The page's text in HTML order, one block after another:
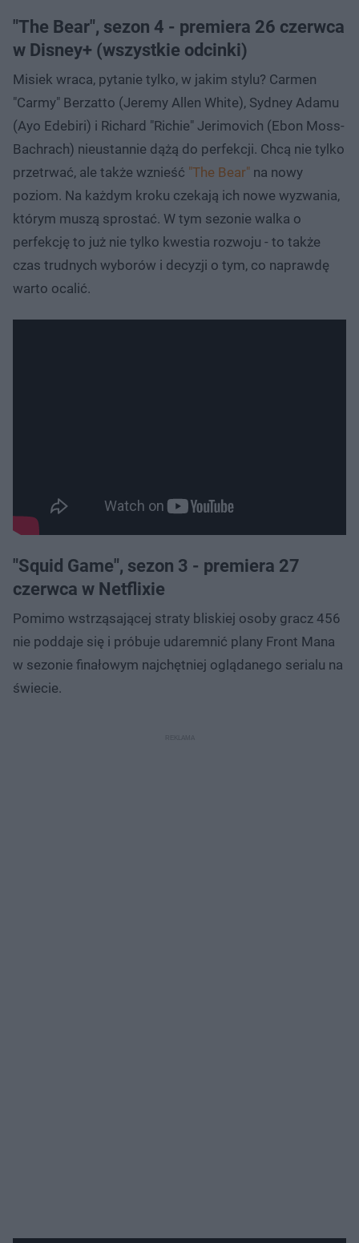
"The Bear", sezon 4 - premiera 26 czerwca
w Disney+ (wszystkie odcinki)
Misiek wraca, pytanie tylko, w jakim stylu? Carmen
"Carmy" Berzatto (Jeremy Allen White), Sydney Adamu
(Ayo Edebiri) i Richard "Richie" Jerimovich (Ebon Moss-
Bachrach) nieustannie dążą do perfekcji. Chcą nie tylko
przetrwać, ale także wznieść "The Bear" na nowy
poziom. Na każdym kroku czekają ich nowe wyzwania,
którym muszą sprostać. W tym sezonie walka o
perfekcję to już nie tylko kwestia rozwoju - to także
czas trudnych wyborów i decyzji o tym, co naprawdę
warto ocalić.
"Squid Game", sezon 3 - premiera 27
czerwca w Netflixie
Pomimo wstrząsającej straty bliskiej osoby gracz 456
nie poddaje się i próbuje udaremnić plany Front Mana
w sezonie finałowym najchętniej oglądanego serialu na
świecie.